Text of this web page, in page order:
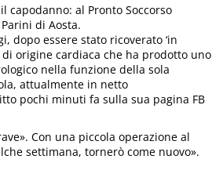
capodanno: al Pronto Soccorso
di Aosta.
dopo essere stato ricoverato ‘in
origine cardiaca che ha prodotto uno
nella funzione della sola
attualmente in netto
pochi minuti fa sulla sua pagina FB
Con una piccola operazione al
settimana, tornerò come nuovo».